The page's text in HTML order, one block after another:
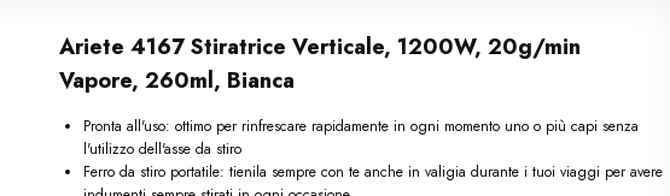
Ariete 4167 Stiratrice Verticale, 1200W, 20g/min
Vapore, 260ml, Bianca
Pronta all'uso: ottimo per rinfrescare rapidamente in ogni momento uno o più capi senza
l'utilizzo dell'asse da stiro
Ferro da stiro portatile: tienila sempre con te anche in valigia durante i tuoi viaggi per avere